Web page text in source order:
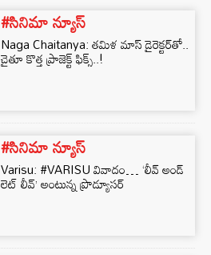
#సినిమా న్యూస్
Naga Chaitanya: తమిళ మాస్ డైరెక్టర్‌‌తో..
చైతూ కొత్త ప్రాజెక్ట్‌ ఫిక్స్..!
#సినిమా న్యూస్
Varisu: #VARISU వివాదం… ‘లీవ్ అండ్
లెట్ లీవ్’ అంటున్న ప్రొడ్యూసర్